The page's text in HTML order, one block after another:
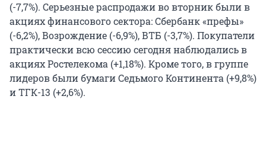
(-7,7%). Серьезные распродажи во вторник были в
акциях финансового сектора: Сбербанк «префы»
(-6,2%), Возрождение (-6,9%), ВТБ (-3,7%). Покупатели
практически всю сессию сегодня наблюдались в
акциях Ростелекома (+1,18%). Кроме того, в группе
лидеров были бумаги Седьмого Континента (+9,8%)
и ТГК-13 (+2,6%).